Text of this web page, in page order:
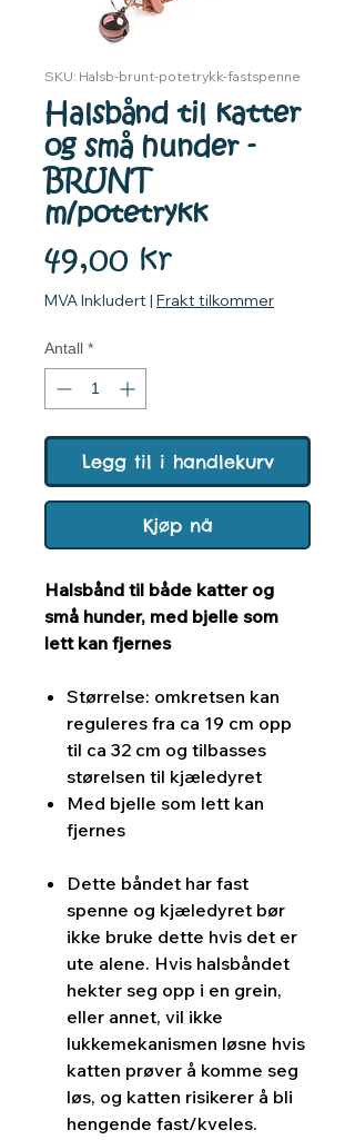
SKU: Halsb-brunt-potetrykk-fastspenne
Halsbånd til katter
og små hunder -
BRUNT
m/potetrykk
49,00 krPris
MVA Inkludert | Frakt tilkommer
Antall *
Legg til i handlekurv
Kjøp nå
Halsbånd til både katter og
små hunder, med bjelle som
lett kan fjernes
Størrelse: omkretsen kan
reguleres fra ca 19 cm opp
til ca 32 cm og tilbasses
størelsen til kjæledyret
Med bjelle som lett kan
fjernes
Dette båndet har fast
spenne og kjæledyret bør
ikke bruke dette hvis det er
ute alene. Hvis halsbåndet
hekter seg opp i en grein,
eller annet, vil ikke
lukkemekanismen løsne hvis
katten prøver å komme seg
løs, og katten risikerer å bli
hengende fast/kveles.